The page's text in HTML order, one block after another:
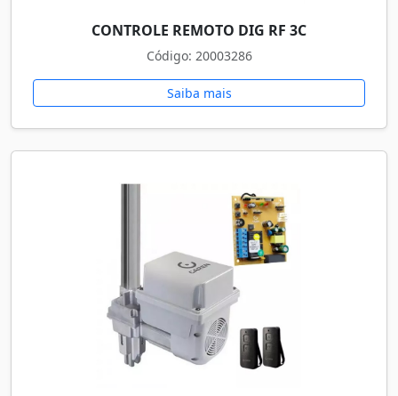
CONTROLE REMOTO DIG RF 3C
Código: 20003286
Saiba mais